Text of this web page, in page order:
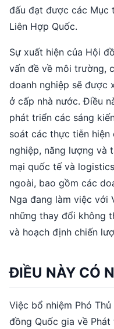
đấu đạt được các Mục
Liên Hợp Quốc.
Sự xuất hiện của Hội
vấn đề về môi trường,
doanh nghiệp sẽ được
ở cấp nhà nước. Điều
phát triển các sáng
soát các thực tiễn
nghiệp, năng lượng và
mại quốc tế và
ngoài, bao gồm các
Nga đang làm việc với
những thay đổi không
và hoạch định chiến
ĐIỀU NÀY CÓ
Việc bổ nhiệm Phó
đồng Quốc gia về